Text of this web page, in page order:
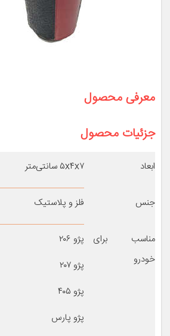
معرفی محصول
جزئیات محصول
ابعاد ۵x۴x۷ سانتی‌متر
جنس فلز و پلاستیک
مناسب برای
خودرو
پژو ۲۰۶
پژو ۲۰۷
پژو ۴۰۵
پژو پارس